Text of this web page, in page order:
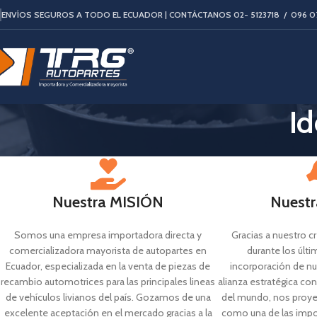
ENVÍOS SEGUROS A TODO EL ECUADOR | CONTÁCTANOS 02- 5123718 / 096
Nuestra MISIÓN
Somos una empresa importadora directa y
comercializadora mayorista de autopartes en
Ecuador, especializada en la venta de piezas de
recambio automotrices para las principales lineas
de vehículos livianos del país. Gozamos de una
excelente aceptación en el mercado gracias a la
Gracias a nuestro
durante los
incorporación de
alianza estratégica
del mundo, nos
como una de las